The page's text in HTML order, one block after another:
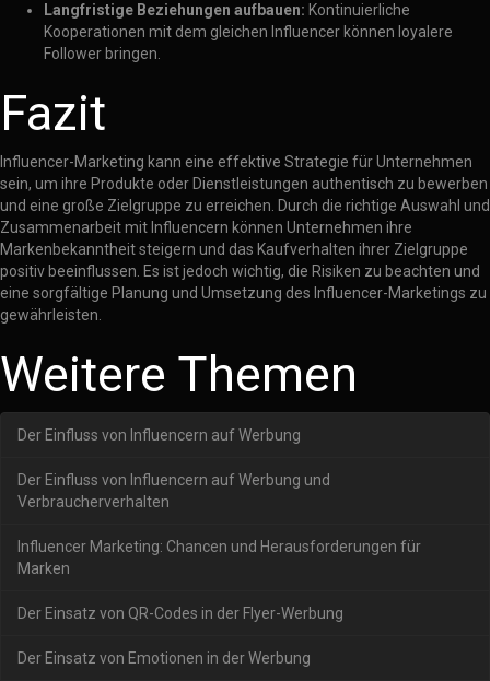
Langfristige Beziehungen aufbauen: Kontinuierliche
Kooperationen mit dem gleichen Influencer können loyalere
Follower bringen.
Fazit
Influencer-Marketing kann eine effektive Strategie für Unternehmen
sein, um ihre Produkte oder Dienstleistungen authentisch zu bewerben
und eine große Zielgruppe zu erreichen. Durch die richtige Auswahl und
Zusammenarbeit mit Influencern können Unternehmen ihre
Markenbekanntheit steigern und das Kaufverhalten ihrer Zielgruppe
positiv beeinflussen. Es ist jedoch wichtig, die Risiken zu beachten und
eine sorgfältige Planung und Umsetzung des Influencer-Marketings zu
gewährleisten.
Weitere Themen
Der Einfluss von Influencern auf Werbung
Der Einfluss von Influencern auf Werbung und
Verbraucherverhalten
Influencer Marketing: Chancen und Herausforderungen für
Marken
Der Einsatz von QR-Codes in der Flyer-Werbung
Der Einsatz von Emotionen in der Werbung